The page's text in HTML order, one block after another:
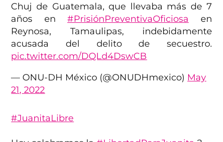
Chuj de Guatemala, que llevaba más de 7
años en#PrisiónPreventivaOficiosa
en
Reynosa, Tamaulipas, indebidamente
acusada del delito de secuestro.
pic.twitter.com/DQLd4DswCB
— ONU-DH México (@ONUDHmexico) May
21, 2022
#JuanitaLibre